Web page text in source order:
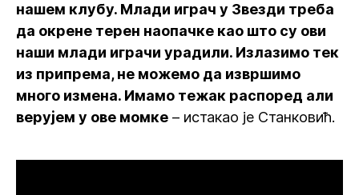
нашем клубу. Млади играч у Звезди треба
да окрене терен наопачке као што су ови
наши млади играчи урадили. Излазимо тек
из припрема, не можемо да извршимо
много измена. Имамо тежак распоред али
верујем у ове момке – истакао је Станковић.